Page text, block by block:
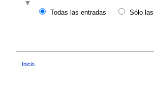
Todas las entradas
Sólo
Inicio